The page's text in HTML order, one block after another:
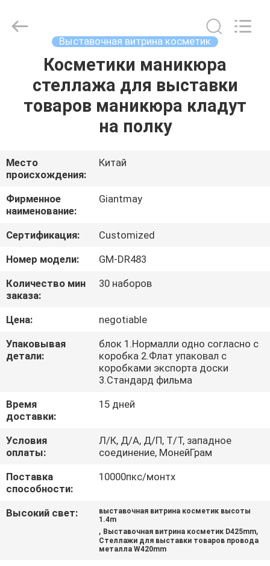
ПРОДУКТЫ
НАС
ПУТЕШЕСТВИЕ
ФАБРИКИ
ПРОВЕРКА
КАЧЕСТВА
СВЯЖИТЕСЬ
МЫ
СЛУЧАИ
КАРТА
САЙТА
PRIVACY
Co,Ltd..
Выставочная витрина косметик
Косметики маникюра
стеллажа для выставки
товаров маникюра кладут
на полку
Место
происхождения:
Китай
Фирменное
наименование:
Giantmay
Сертификация:
Customized
Номер модели:
GM-DR483
Количество мин
заказа:
30 наборов
Цена:
negotiable
Упаковывая
детали:
блок 1.Нормалли одно согласно с
коробка 2.Флат упаковал с
коробками экспорта доски
3.Стандард фильма
Время
доставки:
15 дней
Условия
оплаты:
Л/К, Д/А, Д/П, Т/Т, западное
соединение, МонейГрам
Поставка
способности:
10000пкс/монтх
Высокий свет:
выставочная витрина косметик высоты
1.4m
, Выставочная витрина косметик D425mm,
Стеллажи для выставки товаров провода
металла W420mm